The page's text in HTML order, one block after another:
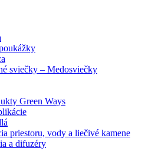
sviečky – Medosviečky
Green Ways
priestoru, vody a liečivé kamene
a difuzéry